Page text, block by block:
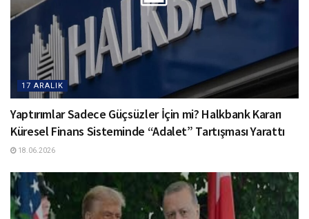
17 ARALIK
Yaptırımlar Sadece Güçsüzler İçin mi? Halkbank Kararı
Küresel Finans Sisteminde “Adalet” Tartışması Yarattı
18.06.2026